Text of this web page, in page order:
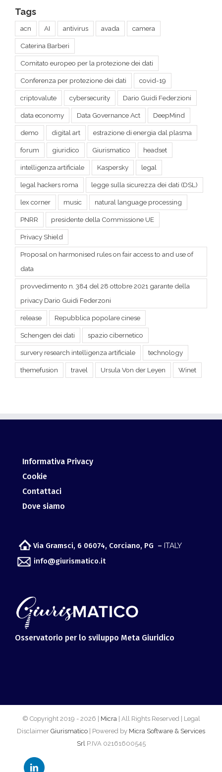
Tags
acn AI antivirus avada camera
Caterina Barberi
Comitato europeo per la protezione dei dati
Conferenza per protezione dei dati covid-19
criptovalute cybersecurity Dario Guidi Federzioni
data economy Data Governance Act DeepMind
demo digital art estrazione di energia dal plasma
forum giuridico Giurismatico headset
intelligenza artificiale Kaspersky legal
legal hackers roma legge sulla sicurezza dei dati (DSL)
lex corner music natural language processing
PNRR presidente della Commissione UE
Privacy Shield
Proposal on harmonised rules on fair access to and use of
data
provvedimento n. 384 del 28 ottobre 2021 garante della
privacy Dario Guidi Federzoni
release Repubblica popolare cinese
Schengen dei dati spazio cibernetico
survery research intelligenza artificiale technology
themefusion travel Ursula Von der Leyen Winet
Informativa Privacy
Cookie
Contattaci
Dove siamo
Via Gramsci, 6 06074, Corciano, PG – ITALY
info@giurismatico.it
Osservatorio per lo sviluppo Meta Giuridico
© Copyright 2019 - 2026 | Micra | All Rights Reserved | Legal
Disclaimer Giurismatico | Powered by Micra Software & Services
Srl P.IVA 02161600545
LinkedIn